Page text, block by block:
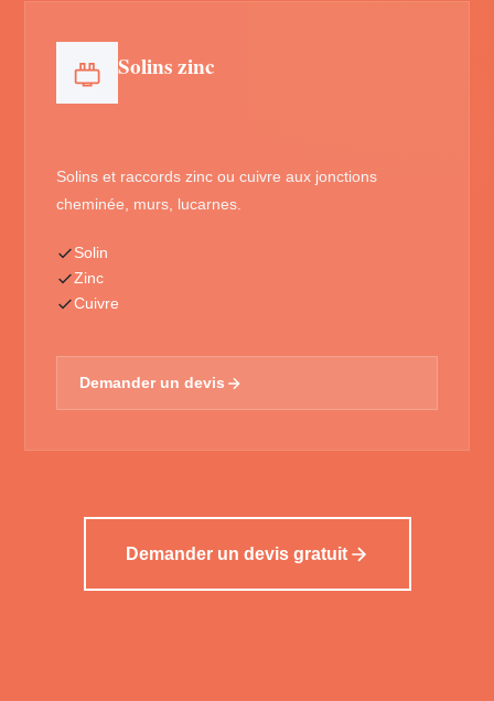
Solins zinc
Solins et raccords zinc ou cuivre aux jonctions
cheminée, murs, lucarnes.
Solin
Zinc
Cuivre
Demander un devis
Demander un devis gratuit